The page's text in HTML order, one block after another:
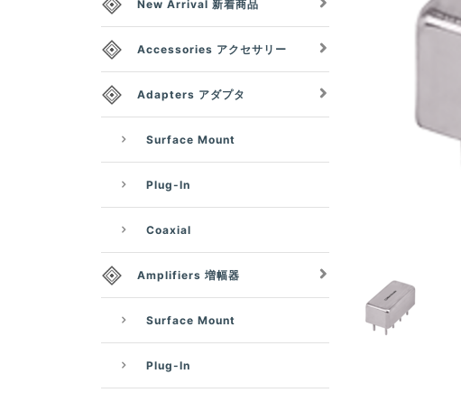
New Arrival 新着商品
Accessories アクセサリー
Adapters アダプタ
Surface Mount
Plug-In
Coaxial
Amplifiers 増幅器
Surface Mount
Plug-In